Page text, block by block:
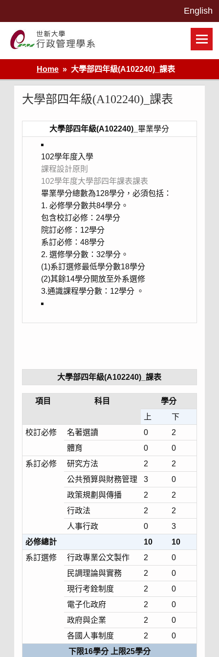
世新大學行政管理學系網站
Home
大學部四年級(A102240)_課表
大學部四年級(A102240)_課表
大學部四年級(A102240)_畢業學分
102學年度入學
課程設計原則
102學年度大學部四年課表課表
畢業學分總數為128學分，必須包括：
1. 必修學分數共84學分。
包含校訂必修：24學分
院訂必修：12學分
系訂必修：48學分
2. 選修學分數：32學分。
(1)系訂選修最低學分數18學分
(2)其餘14學分開放至外系選修
3.通識課程學分數：12學分 。
大學部四年級(A102240)_課表
項目 科目
學分
上
下
校訂必修
名著選讀 0
2
體育
0
0
系訂必修
研究方法 2
2
公共預算與財務管理
3
0
政策規劃與傳播
2
2
行政法
2
2
人事行政
0
3
必修總計
10
10
系訂選修
行政專業公文製作 2
0
民調理論與實務
2
0
現行考銓制度
2
0
電子化政府
2
0
政府與企業
2
0
各國人事制度
2
0
下限16學分 上限25學分